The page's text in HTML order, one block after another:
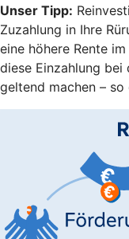
Unser Tipp:
Zuzahlung in Ihre
eine höhere Rente
diese Einzahlung
geltend machen –